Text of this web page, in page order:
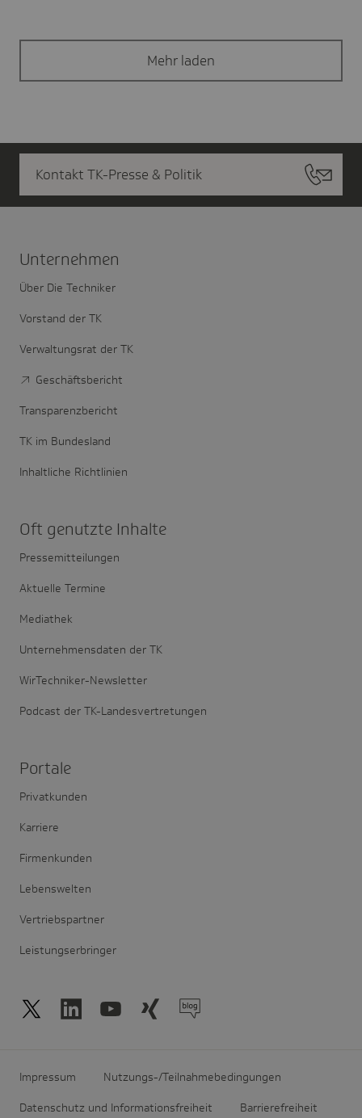
Mehr laden
Kontakt TK-Presse & Politik
Unter­nehmen
Über Die Techniker
Vorstand der TK
Verwaltungsrat der TK
Geschäftsbericht
Transparenzbericht
TK im Bundesland
Inhaltliche Richtlinien
Oft genutzte Inhalte
Pressemitteilungen
Aktuelle Termine
Mediathek
Unternehmensdaten der TK
WirTechniker-Newsletter
Podcast der TK-Landesvertretungen
Portale
Privatkunden
Karriere
Firmenkunden
Lebenswelten
Vertriebspartner
Leistungserbringer
Impressum Nutzungs-/Teilnahmebedingungen
Datenschutz und Informationsfreiheit Barrierefreiheit